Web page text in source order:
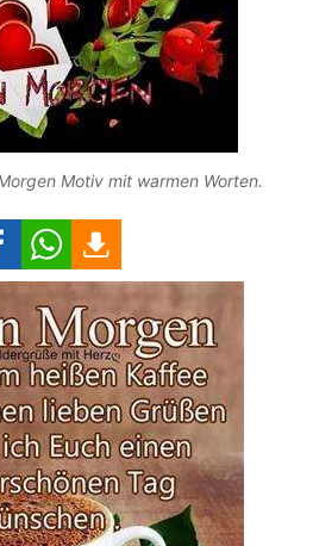
Motiv mit warmen Worten.